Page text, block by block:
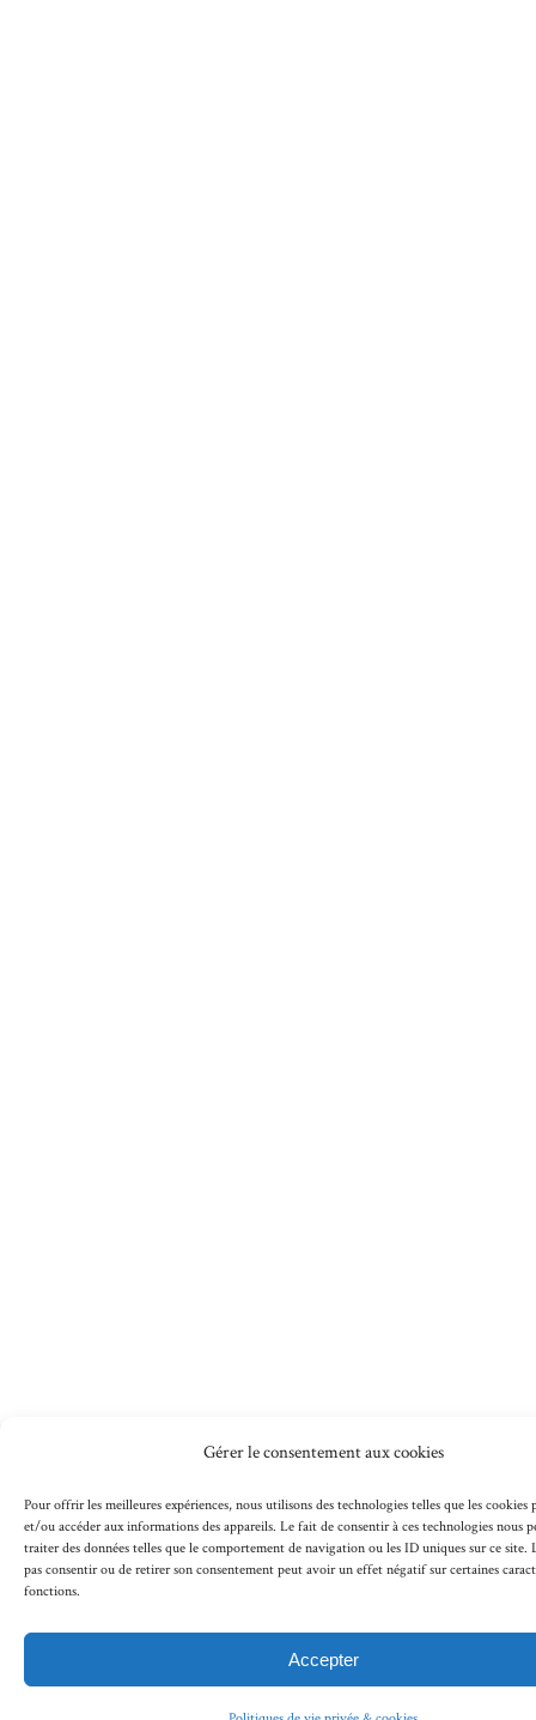
Gérer le consentement aux cookies
Pour offrir les meilleures expériences, nous utilisons des technologies telles que les cookies
et/ou accéder aux informations des appareils. Le fait de consentir à ces technologies nous
traiter des données telles que le comportement de navigation ou les ID uniques sur ce site.
pas consentir ou de retirer son consentement peut avoir un effet négatif sur certaines
fonctions.
Accepter